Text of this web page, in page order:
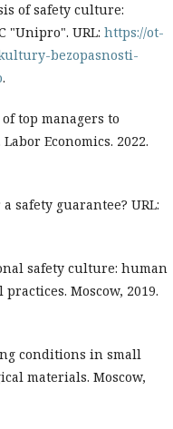
of safety culture:
"Unipro". URL: https://ot-
bezopasnosti-
.
top managers to
Economics. 2022.
safety guarantee? URL:
safety culture: human
Moscow, 2019.
conditions in small
materials. Moscow,